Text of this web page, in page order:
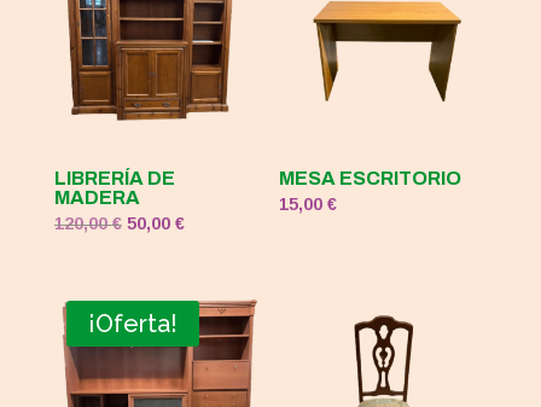
LIBRERÍA DE
MADERA
120,00€ El
era:
120,00 €.
50,00 €El
es:
50,00 €.
MESA ESCRITORIO
15,00€
¡Oferta!